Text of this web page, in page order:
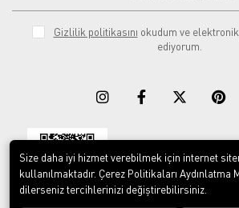
Gizlilik politikasını okudum ve
ediyorum.
Download on the
App Store
Size daha iyi hizmet verebilmek için internet
kullanılmaktadır. Çerez Politikaları Aydınlatma
dilerseniz tercihlerinizi değiştirebilirsiniz.